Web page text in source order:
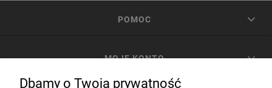
POMOC
MOJE KONTO
Dbamy o Twoją prywatność